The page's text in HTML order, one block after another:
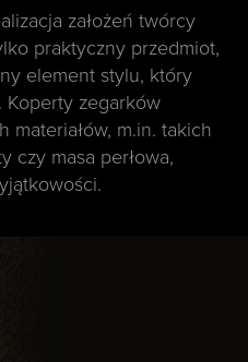
założeń twórcy
praktyczny przedmiot,
element stylu, który
Koperty zegarków
materiałów, m.in. takich
czy masa perłowa,